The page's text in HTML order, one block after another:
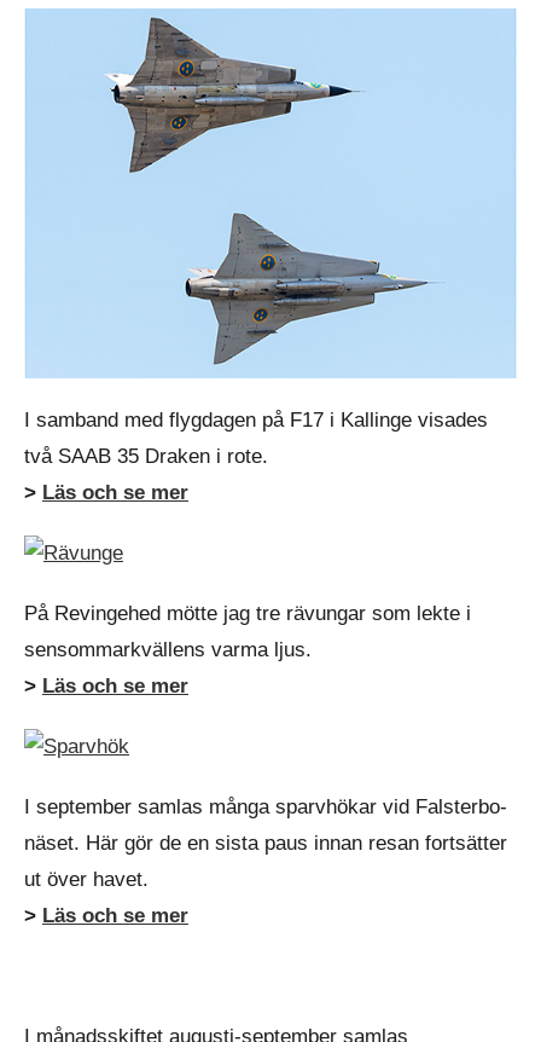
I samband med flygdagen på F17 i Kallinge visades
två SAAB 35 Draken i rote.
> Läs och se mer
På Revingehed mötte jag tre rävungar som lekte i
sensommarkvällens varma ljus.
> Läs och se mer
I september samlas många sparvhökar vid Falsterbo-
näset. Här gör de en sista paus innan resan fortsätter
ut över havet.
> Läs och se mer
I månadsskiftet augusti-september samlas